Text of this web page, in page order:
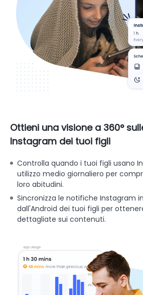
Ottieni una visione a 360°
Instagram dei tuoi figli
Controlla quando i tuoi figli usano
utilizzo medio giornaliero per
loro abitudini.
Sincronizza le notifiche Instagram
dall'Android dei tuoi figli per
dettagliate sui contenuti.